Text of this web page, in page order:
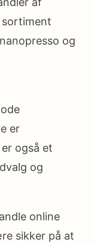
sortiment
og
er
også et
og
online
sikker på at